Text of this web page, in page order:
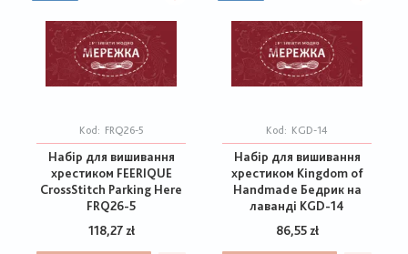
Kod: FRQ26-5
Набір для вишивання
хрестиком FEERIQUE
CrossStitch Parking Here
FRQ26-5
118,27 zł
Kod: KGD-14
Набір для вишивання
хрестиком Kingdom of
Handmade Бедрик на
лаванді KGD-14
86,55 zł